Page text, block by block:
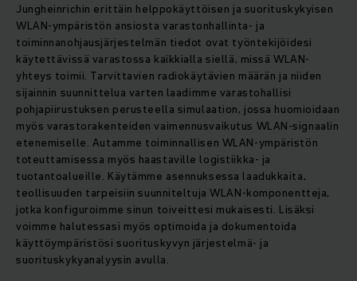
Jungheinrichin erittäin helppokäyttöisen ja suorituskykyisen
WLAN-ympäristön ansiosta varastonhallinta- ja
toiminnanohjausjärjestelmän tiedot ovat työntekijöidesi
käytettävissä varastossa kaikkialla siellä, missä WLAN-
yhteys toimii. Tarvittavien radiokäytävien määrän ja niiden
sijainnin suunnittelua varten laadimme varastohallisi
pohjapiirustuksen perusteella simulaation, jossa huomioidaan
myös varastorakenteiden vaimennusvaikutus WLAN-signaalin
etenemiselle. Autamme toiminnallisen WLAN-ympäristön
toteuttamisessa myös haastaville logistiikka- ja
tuotantoalueille. Käytämme asennuksessa laadukkaita,
teollisuuden tarpeisiin suunniteltuja WLAN-komponentteja,
jotka konfiguroimme sinun toiveittesi mukaisesti. Lisäksi
voimme halutessasi myös optimoida ja dokumentoida
käyttöympäristösi suorituskyvyn järjestelmä- ja
suorituskykyanalyysin avulla.